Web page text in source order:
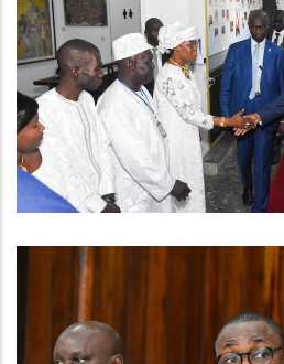
RENTREE SOLENNELLE
TRIBUNAUX 2023